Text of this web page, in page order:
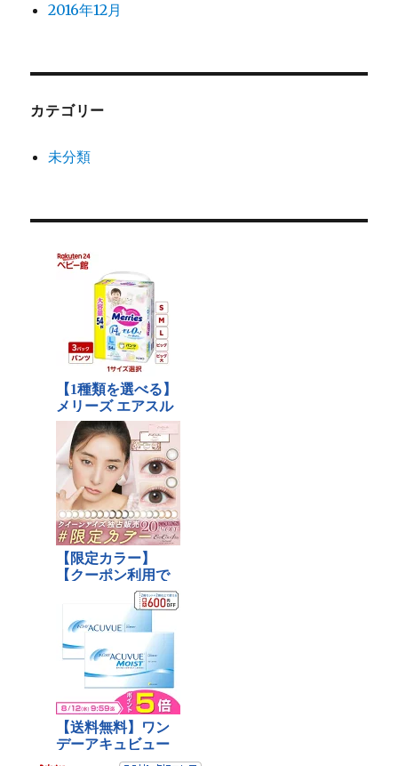
2016年12月
カテゴリー
未分類